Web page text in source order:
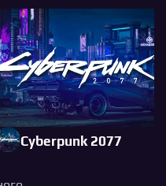
Cyberpunk 2077